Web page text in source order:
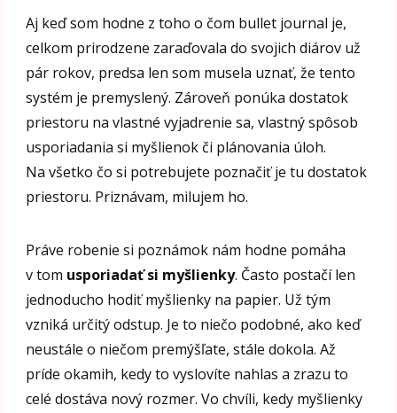
Aj keď som hodne z toho o čom bullet journal je,
celkom prirodzene zaraďovala do svojich diárov už
pár rokov, predsa len som musela uznať, že tento
systém je premyslený. Zároveň ponúka dostatok
priestoru na vlastné vyjadrenie sa, vlastný spôsob
usporiadania si myšlienok či plánovania úloh.
Na všetko čo si potrebujete poznačiť je tu dostatok
priestoru. Priznávam, milujem ho.
Práve robenie si poznámok nám hodne pomáha
v tom usporiadať si myšlienky. Často postačí len
jednoducho hodiť myšlienky na papier. Už tým
vzniká určitý odstup. Je to niečo podobné, ako keď
neustále o niečom premýšľate, stále dokola. Až
príde okamih, kedy to vyslovíte nahlas a zrazu to
celé dostáva nový rozmer. Vo chvíli, kedy myšlienky